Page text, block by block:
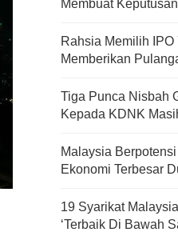
Membuat
Rahsia Memilih
Memberikan
Tiga Punca Nisbah
Kepada KDNK
Malaysia
Ekonomi Terbesar
19 Syarikat
‘Terbaik Di Bawah